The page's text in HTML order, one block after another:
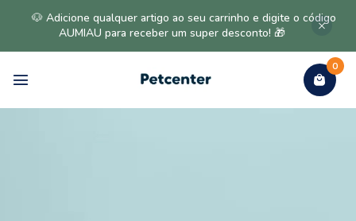
🐶 Adicione qualquer artigo ao seu carrinho e digite o código
AUMIAU para receber um super desconto! 🎁
0